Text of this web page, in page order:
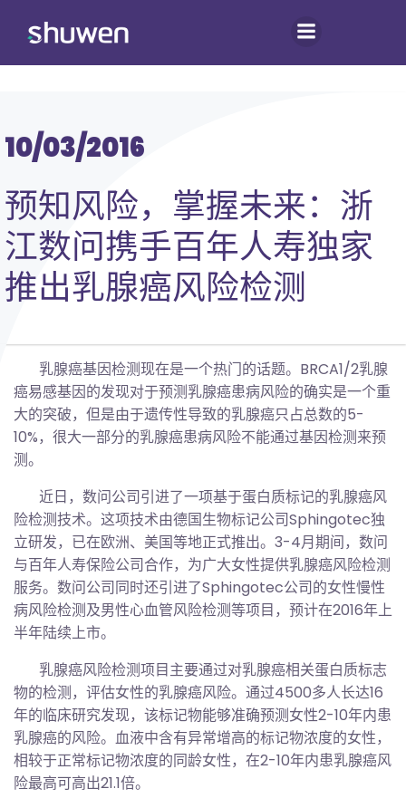
10/03/2016
预知风险，掌握未来：浙
江数问携手百年人寿独家
推出乳腺癌风险检测
乳腺癌基因检测现在是一个热门的话题。BRCA1/2乳腺
癌易感基因的发现对于预测乳腺癌患病风险的确实是一个重
大的突破，但是由于遗传性导致的乳腺癌只占总数的5-
10%，很大一部分的乳腺癌患病风险不能通过基因检测来预
测。
近日，数问公司引进了一项基于蛋白质标记的乳腺癌风
险检测技术。这项技术由德国生物标记公司Sphingotec独
立研发，已在欧洲、美国等地正式推出。3-4月期间，数问
与百年人寿保险公司合作，为广大女性提供乳腺癌风险检测
服务。数问公司同时还引进了Sphingotec公司的女性慢性
病风险检测及男性心血管风险检测等项目，预计在2016年上
半年陆续上市。
乳腺癌风险检测项目主要通过对乳腺癌相关蛋白质标志
物的检测，评估女性的乳腺癌风险。通过4500多人长达16
年的临床研究发现，该标记物能够准确预测女性2-10年内患
乳腺癌的风险。血液中含有异常增高的标记物浓度的女性，
相较于正常标记物浓度的同龄女性，在2-10年内患乳腺癌风
险最高可高出21.1倍。